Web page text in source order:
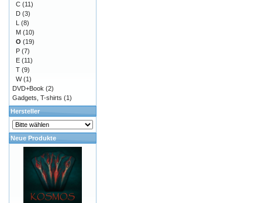
C (11)
D (3)
L (8)
M (10)
O (19)
P (7)
E (11)
T (9)
W(1)
DVD+Book (2)
Gadgets, T-shirts (1)
Hersteller
Neue Produkte